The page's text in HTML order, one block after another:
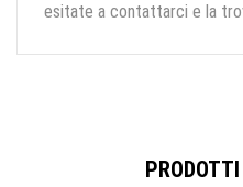
esitate a contattarci e la